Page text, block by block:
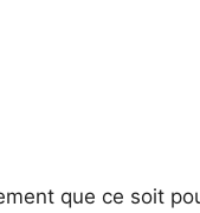
que ce soit